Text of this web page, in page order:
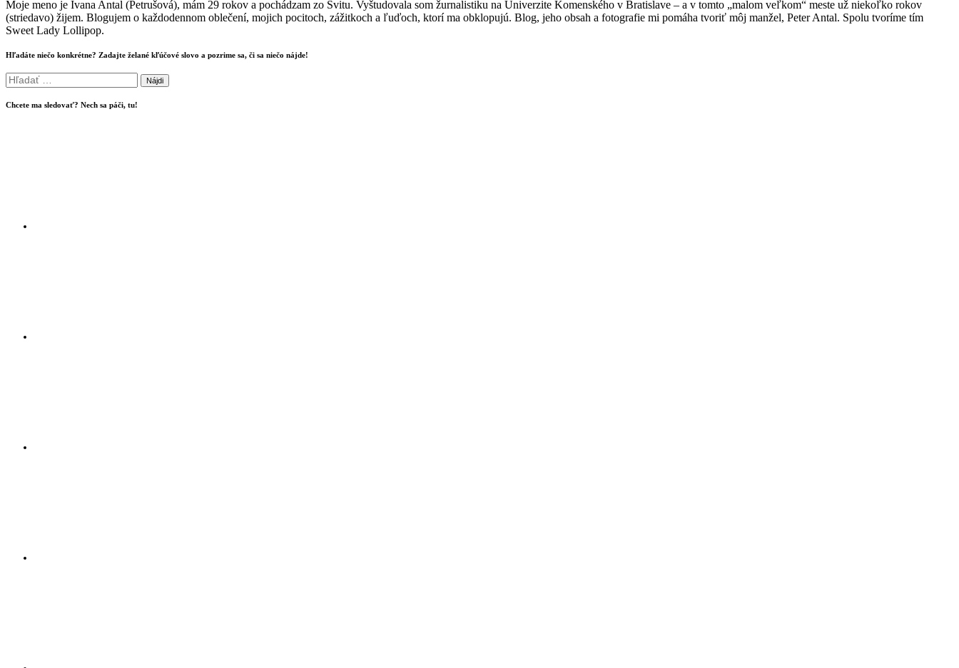
Moje meno je Ivana Antal (Petrušová), mám 29 rokov a pochádzam zo Svitu. Vyštudovala som žurnalistiku na Univerzite Komenského v Bratislave – a v tomto „malom veľkom“ meste už niekoľko rokov
(striedavo) žijem. Blogujem o každodennom oblečení, mojich pocitoch, zážitkoch a ľuďoch, ktorí ma obklopujú. Blog, jeho obsah a fotografie mi pomáha tvoriť môj manžel, Peter Antal. Spolu tvoríme tím
Sweet Lady Lollipop.
Hľadáte niečo konkrétne? Zadajte želané kľúčové slovo a pozrime sa, či sa niečo nájde!
Hľadať:
Chcete ma sledovať? Nech sa páči, tu!